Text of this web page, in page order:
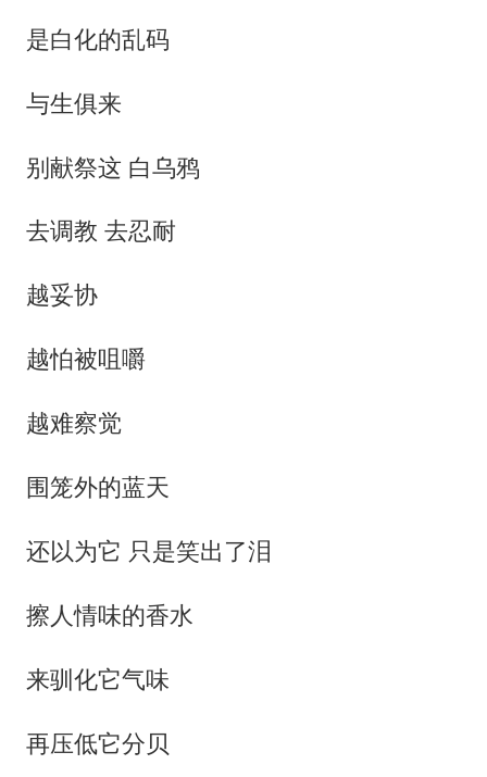
是白化的乱码
与生俱来
别献祭这 白乌鸦
去调教 去忍耐
越妥协
越怕被咀嚼
越难察觉
围笼外的蓝天
还以为它 只是笑出了泪
擦人情味的香水
来驯化它气味
再压低它分贝